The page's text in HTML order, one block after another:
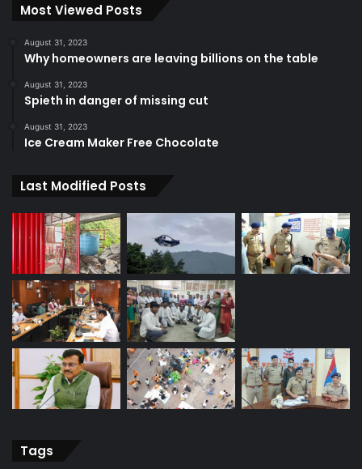
Most Viewed Posts
August 31, 2023
Why homeowners are leaving billions on the table
August 31, 2023
Spieth in danger of missing cut
August 31, 2023
Ice Cream Maker Free Chocolate
Last Modified Posts
Tags